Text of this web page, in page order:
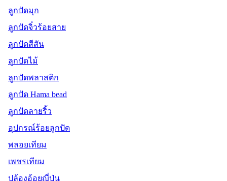
ลูกปัดมุก
ลูกปัดจิ๋วร้อยสาย
ลูกปัดสีสัน
ลูกปัดไม้
ลูกปัดพลาสติก
ลูกปัด Hama bead
ลูกปัดลายริ้ว
อุปกรณ์ร้อยลูกปัด
พลอยเทียม
เพชรเทียม
ปล้องอ้อยญี่ปุ่น